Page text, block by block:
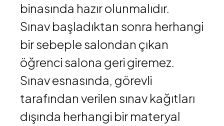
binasında hazır olunmalıdır.
Sınav başladıktan sonra herhangi
bir sebeple salondan çıkan
öğrenci salona geri giremez.
Sınav esnasında, görevli
tarafından verilen sınav kağıtları
dışında herhangi bir materyal